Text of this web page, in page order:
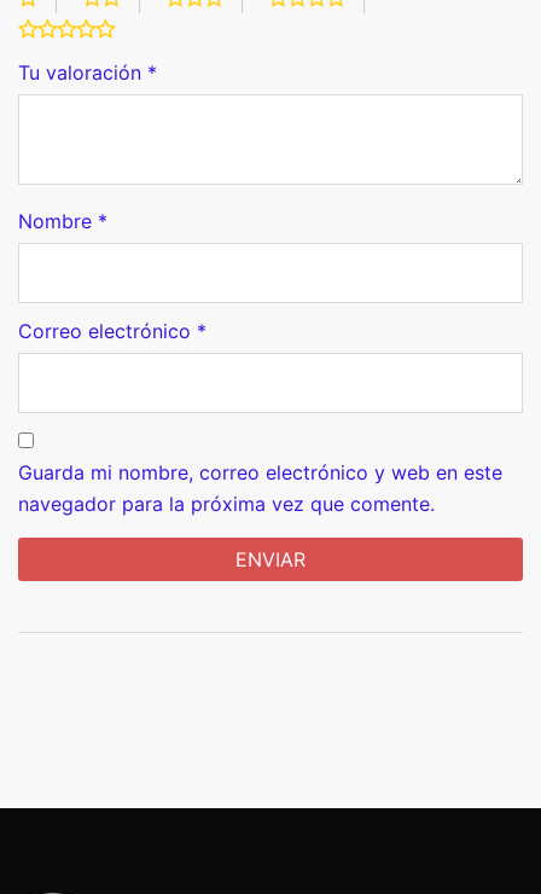
Tu valoración *
Nombre *
Correo electrónico *
Guarda mi nombre, correo electrónico y web en este
navegador para la próxima vez que comente.